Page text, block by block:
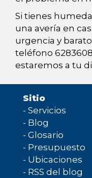
Si tienes
una avería en
urgencia y
teléfono
estaremos a tu
Sitio
- Servicios
- Blog
- Glosario
- Presupuesto
- Ubicaciones
- RSS del blog